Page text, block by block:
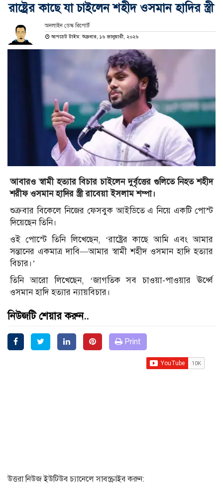
রাষ্ট্রের কাছে যা চাইলেন শহীদ ওসমান হাদির স্ত্রী
অনলাইন ডেস্ক রিপোর্ট
আপডেট টাইম: শুক্রবার, ১৬ জানুয়ারী, ২০২৬
আবারও স্বামী হত্যার বিচার চাইলেন দুর্বৃত্তের গুলিতে নিহত শহীদ
শরীফ ওসমান হাদির স্ত্রী রাবেয়া ইসলাম শম্পা।
শুক্রবার বিকেলে নিজের ফেসবুক আইডিতে এ নিয়ে একটি পোস্ট
দিয়েছেন তিনি।
ওই পোস্টে তিনি লিখেছেন, ‘রাষ্ট্রের কাছে আমি এবং আমার
সন্তানের একমাত্র দাবি—আমার স্বামী শহীদ ওসমান হাদি হত্যার
বিচার।’
তিনি আরো লিখেছেন, ‘জাগতিক সব চাওয়া-পাওয়ার ঊর্ধ্বে
ওসমান হাদি হত্যার ন্যায়বিচার।
নিউজটি শেয়ার করুন..
Print
উত্তরা নিউজ ইউটিউব চ্যানেলে সাবস্ক্রাইব করুন: